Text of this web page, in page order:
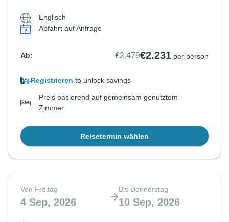
Englisch
Abfahrt auf Anfrage
Ab: €2.479€2.231 per person
Registrieren to unlock savings
Preis basierend auf gemeinsam genutztem
Zimmer
Reisetermin wählen
Von Freitag
4 Sep, 2026
Bis Donnerstag
10 Sep, 2026